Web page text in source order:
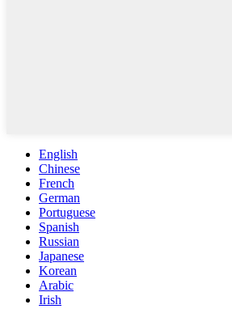
English
Chinese
French
German
Portuguese
Spanish
Russian
Japanese
Korean
Arabic
Irish